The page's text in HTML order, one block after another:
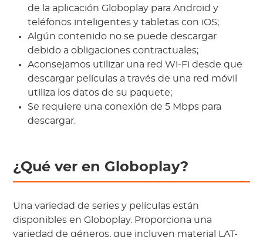
de la aplicación Globoplay para Android y
teléfonos inteligentes y tabletas con iOS;
Algún contenido no se puede descargar
debido a obligaciones contractuales;
Aconsejamos utilizar una red Wi-Fi desde que
descargar películas a través de una red móvil
utiliza los datos de su paquete;
Se requiere una conexión de 5 Mbps para
descargar.
¿Qué ver en Globoplay?
Una variedad de series y películas están
disponibles en Globoplay. Proporciona una
variedad de géneros, que incluyen material LAT-